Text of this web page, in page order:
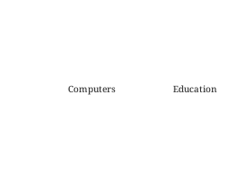
Computers Education